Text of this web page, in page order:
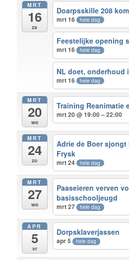
MRT
16
za
Doarpsskille 208
mrt 16 hele dag
Feestelijke opening
mrt 16 hele dag
NL doet, onderhoud
mrt 16 hele dag
MRT
20
wo
Training Reanimatie
mrt 20 @ 19:00 – 22:00
MRT
24
zo
Adrie de Boer
Frysk
mrt 24 hele dag
MRT
27
wo
Paaseieren verven
basisschooljeugd
mrt 27 hele dag
APR
5
vr
Dorpsklaverjassen
apr 5 hele dag